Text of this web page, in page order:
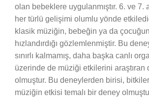
olan bebeklere uygulanmıştır. 6. ve 7.
her türlü gelişimi olumlu yönde
klasik müziğin, bebeğin ya da
hızlandırdığı gözlemlenmiştir. Bu
sınırlı kalmamış, daha başka canlı
üzerinde de müziği etkilerini araştıran
olmuştur. Bu deneylerden birisi,
müziğin etkisi temalı bir deney